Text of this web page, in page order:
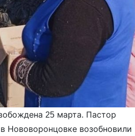
25 марта. Пастор
Нововоронцовке возобновили